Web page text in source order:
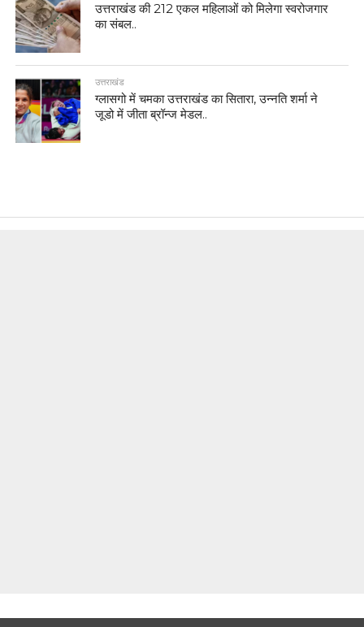
उत्तराखंड की 212 एकल महिलाओं को मिलेगा स्वरोजगार
का संबल..
उत्तराखंड
ग्लासगो में चमका उत्तराखंड का सितारा, उन्नति शर्मा ने
जूडो में जीता ब्रॉन्ज मेडल..